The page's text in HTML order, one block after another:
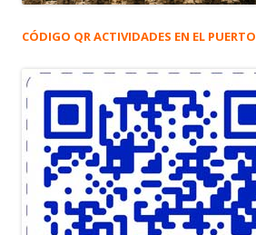
CÓDIGO QR ACTIVIDADES EN EL PUERTO